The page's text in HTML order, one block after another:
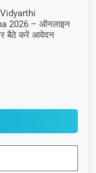
2026 – ऑनलाइन
बैठे करें आवेदन